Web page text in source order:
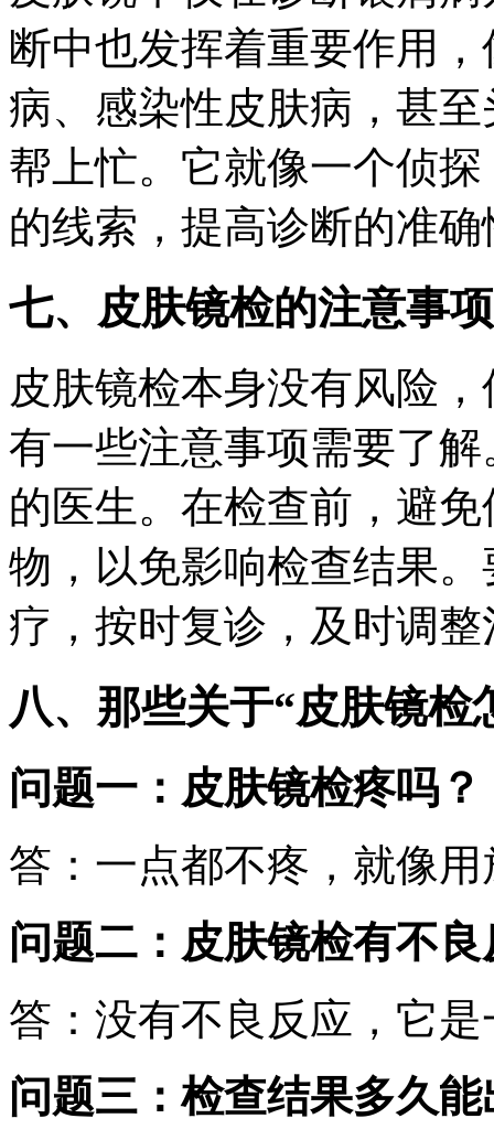
断中也发挥着重要作用
病、感染性皮肤病，甚
帮上忙。它就像一个侦
的线索，提高诊断的准确
七、皮肤镜检的注意事项
皮肤镜检本身没有风险
有一些注意事项需要了
的医生。在检查前，避
物，以免影响检查结果
疗，按时复诊，及时调
八、那些关于“皮肤镜检
问题一：皮肤镜检疼吗？
答：一点都不疼，就像
问题二：皮肤镜检有不
答：没有不良反应，它
问题三：检查结果多久能